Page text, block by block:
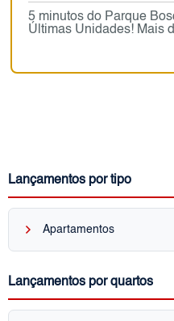
5 minutos do Parque
Últimas Unidades! Mais
Lançamentos por tipo
keyboard_arrow_right Apartamentos
Lançamentos por quartos